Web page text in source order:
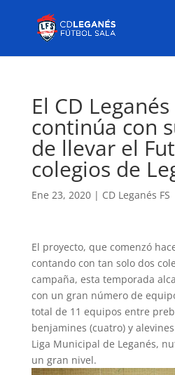
El CD Leganés
continúa con
de llevar el
colegios de
Ene 23, 2020| CD Leganés FS
El proyecto, que comenzó
contando con tan solo dos
campaña, esta temporada
con un gran número de
total de 11 equipos entre
benjamines (cuatro) y
Liga Municipal de Leganés,
un gran nivel.